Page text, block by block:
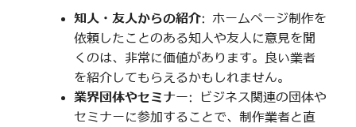
知人・友人からの紹介: ホームページ制作を
依頼したことのある知人や友人に意見を聞
くのは、非常に価値があります。良い業者
を紹介してもらえるかもしれません。
業界団体やセミナー: ビジネス関連の団体や
セミナーに参加することで、制作業者と直